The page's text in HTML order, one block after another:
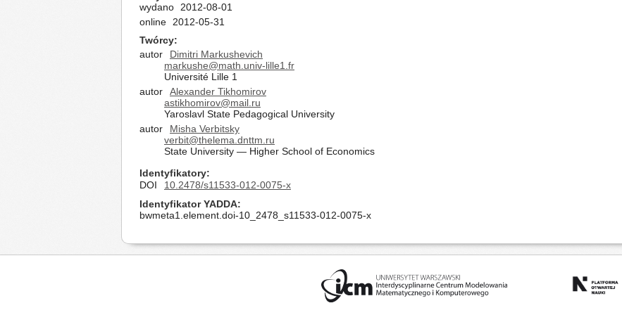
wydano
2012-08-01
online
2012-05-31
Twórcy
autor
Dimitri Markushevich
markushe@math.univ-lille1.fr
Université Lille 1
autor
Alexander Tikhomirov
astikhomirov@mail.ru
Yaroslavl State Pedagogical University
autor
Misha Verbitsky
verbit@thelema.dnttm.ru
State University — Higher School of Economics
Identyfikatory
DOI
10.2478/s11533-012-0075-x
Identyfikator YADDA
bwmeta1.element.doi-10_2478_s11533-012-0075-x